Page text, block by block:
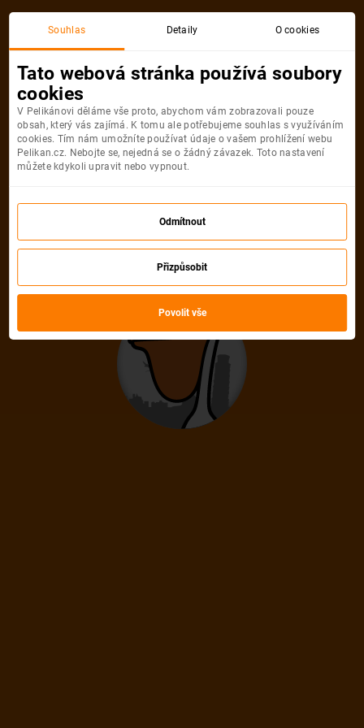
Akční letenka
Litujeme, akční letenka do města už
není dostupná
Vybrat jinou akční letenku
Souhlas Detaily O cookies
Tato webová stránka používá soubory
cookies
V Pelikánovi děláme vše proto, abychom vám zobrazovali pouze
obsah, který vás zajímá. K tomu ale potřebujeme souhlas s využíváním
cookies. Tím nám umožníte používat údaje o vašem prohlížení webu
Pelikan.cz. Nebojte se, nejedná se o žádný závazek. Toto nastavení
můžete kdykoli upravit nebo vypnout.
Odmítnout
Přizpůsobit
Povolit vše